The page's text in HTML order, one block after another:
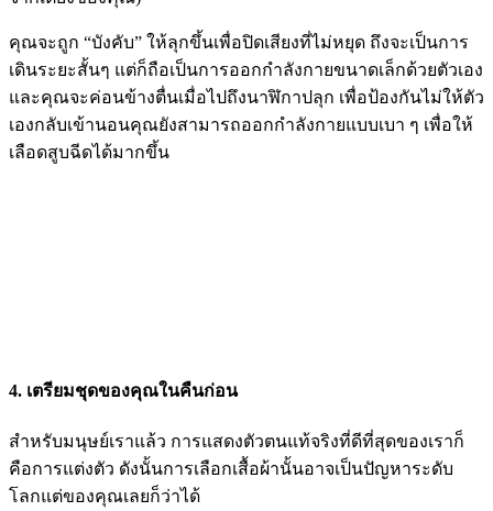
คุณจะถูก “บังคับ” ให้ลุกขึ้นเพื่อปิดเสียงที่ไม่หยุด ถึงจะเป็นการ
เดินระยะสั้นๆ แต่ก็ถือเป็นการออกกำลังกายขนาดเล็กด้วยตัวเอง
และคุณจะค่อนข้างตื่นเมื่อไปถึงนาฬิกาปลุก เพื่อป้องกันไม่ให้ตัว
เองกลับเข้านอนคุณยังสามารถออกกำลังกายแบบเบา ๆ เพื่อให้
เลือดสูบฉีดได้มากขึ้น
4. เตรียมชุดของคุณในคืนก่อน
สำหรับมนุษย์เราแล้ว การแสดงตัวตนแท้จริงที่ดีที่สุดของเราก็
คือการแต่งตัว ดังนั้นการเลือกเสื้อผ้านั้นอาจเป็นปัญหาระดับ
โลกแต่ของคุณเลยก็ว่าได้